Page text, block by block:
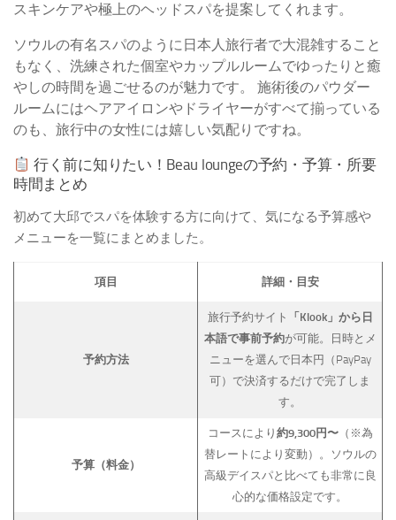
スキンケアや極上のヘッドスパを提案してくれます。
ソウルの有名スパのように日本人旅行者で大混雑すること
もなく、洗練された個室やカップルルームでゆったりと癒
やしの時間を過ごせるのが魅力です。 施術後のパウダー
ルームにはヘアアイロンやドライヤーがすべて揃っている
のも、旅行中の女性には嬉しい気配りですね。
行く前に知りたい！Beau loungeの予約・予算・所要
時間まとめ
初めて大邱でスパを体験する方に向けて、気になる予算感や
メニューを一覧にまとめました。
項目 詳細・目安
予約方法
旅行予約サイト
「Klook」から日
本語で事前予約が可能。日時とメ
ニューを選んで日本円（PayPay
可）で決済するだけで完了しま
す。
予算（料金）
コースにより 約9,300円〜（※為
替レートにより変動）。ソウルの
高級デイスパと比べても非常に良
心的な価格設定です。